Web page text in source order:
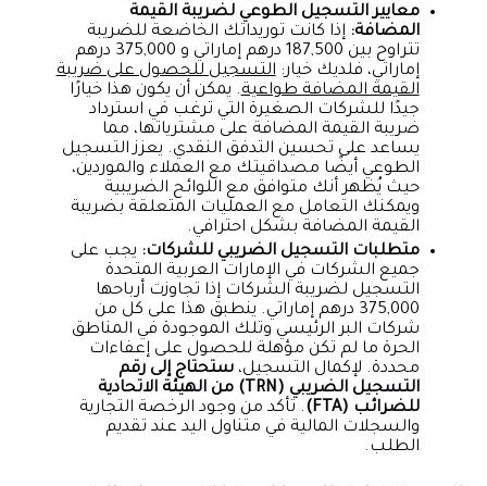
معايير التسجيل الطوعي لضريبة القيمة
المضافة:إذا كانت توريداتك الخاضعة للضريبة
تتراوح بين 187,500 درهم إماراتي و 375,000 درهم
إماراتي، فلديك خيار:التسجيل للحصول على ضريبة
القيمة المضافة طواعية. يمكن أن يكون هذا خيارًا
جيدًا للشركات الصغيرة التي ترغب في استرداد
ضريبة القيمة المضافة على مشترياتها، مما
يساعد على تحسين التدفق النقدي. يعزز التسجيل
الطوعي أيضًا مصداقيتك مع العملاء والموردين،
حيث يُظهر أنك متوافق مع اللوائح الضريبية
ويمكنك التعامل مع العمليات المتعلقة بضريبة
القيمة المضافة بشكل احترافي.
متطلبات التسجيل الضريبي للشركات: يجب على
جميع الشركات في الإمارات العربية المتحدة
التسجيل لضريبة الشركات إذا تجاوزت أرباحها
375,000 درهم إماراتي. ينطبق هذا على كل من
شركات البر الرئيسي وتلك الموجودة في المناطق
الحرة ما لم تكن مؤهلة للحصول على إعفاءات
محددة. لإكمال التسجيل،ستحتاج إلى رقم
التسجيل الضريبي (TRN) من الهيئة الاتحادية
للضرائب (FTA)
. تأكد من وجود الرخصة التجارية
والسجلات المالية في متناول اليد عند تقديم
الطلب.